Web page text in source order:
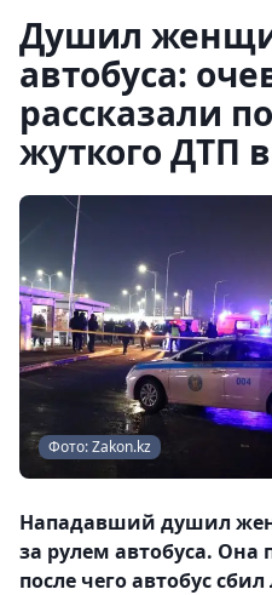
Душил
автобуса:
рассказали
жуткого ДТП
Фото: Zakon.kz
Нападавший душил
за рулем автобуса. Она
после чего автобус